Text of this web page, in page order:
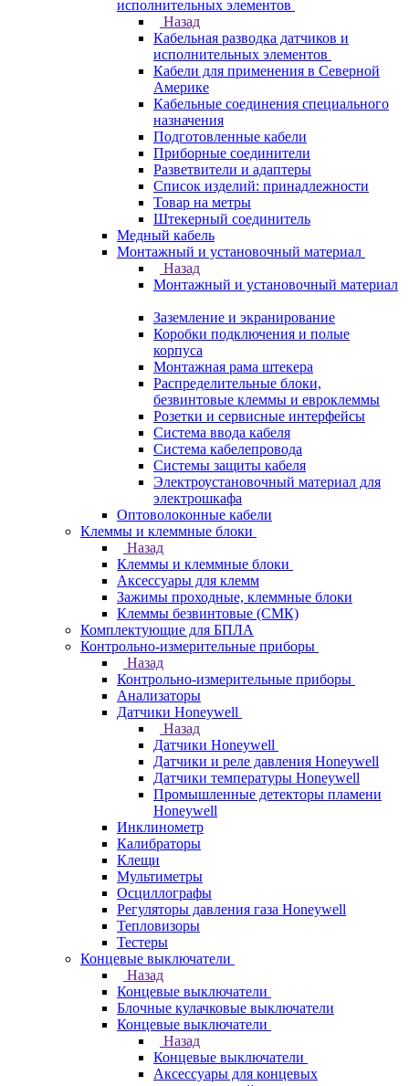
исполнительных элементов
Назад
Кабельная разводка датчиков и
исполнительных элементов
Кабели для применения в Северной
Америке
Кабельные соединения специального
назначения
Подготовленные кабели
Приборные соединители
Разветвители и адаптеры
Список изделий: принадлежности
Товар на метры
Штекерный соединитель
Медный кабель
Монтажный и установочный материал
Назад
Монтажный и установочный материал
Заземление и экранирование
Коробки подключения и полые
корпуса
Монтажная рама штекера
Распределительные блоки,
безвинтовые клеммы и евроклеммы
Розетки и сервисные интерфейсы
Система ввода кабеля
Система кабелепровода
Системы защиты кабеля
Электроустановочный материал для
электрошкафа
Оптоволоконные кабели
Клеммы и клеммные блоки
Назад
Клеммы и клеммные блоки
Аксессуары для клемм
Зажимы проходные, клеммные блоки
Клеммы безвинтовые (СМК)
Комплектующие для БПЛА
Контрольно-измерительные приборы
Назад
Контрольно-измерительные приборы
Анализаторы
Датчики Honeywell
Назад
Датчики Honeywell
Датчики и реле давления Honeywell
Датчики температуры Honeywell
Промышленные детекторы пламени
Honeywell
Инклинометр
Калибраторы
Клещи
Мультиметры
Осциллографы
Регуляторы давления газа Honeywell
Тепловизоры
Тестеры
Концевые выключатели
Назад
Концевые выключатели
Блочные кулачковые выключатели
Концевые выключатели
Назад
Концевые выключатели
Аксессуары для концевых